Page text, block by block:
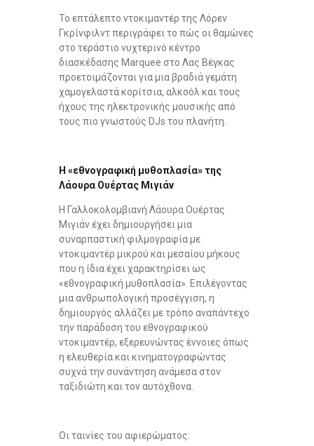
Το επτάλεπτο ντοκιμαντέρ της Λόρεν
Γκρίνφιλντ περιγράφει το πώς οι θαμώνες
στο τεράστιο νυχτερινό κέντρο
διασκέδασης Marquee στο Λας Βέγκας
προετοιμάζονται για μια βραδιά γεμάτη
χαμογελαστά κορίτσια, αλκοόλ και τους
ήχους της ηλεκτρονικής μουσικής από
τους πιο γνωστούς DJs του πλανήτη.
Η «εθνογραφική μυθοπλασία» της
Λάουρα Ουέρτας Μιγιάν
Η Γαλλοκολομβιανή Λάουρα Ουέρτας
Μιγιάν έχει δημιουργήσει μια
συναρπαστική φιλμογραφία με
ντοκιμαντέρ μικρού και μεσαίου μήκους
που η ίδια έχει χαρακτηρίσει ως
«εθνογραφική μυθοπλασία». Επιλέγοντας
μια ανθρωπολογική προσέγγιση, η
δημιουργός αλλάζει με τρόπο αναπάντεχο
την παράδοση του εθνογραφικού
ντοκιμαντέρ, εξερευνώντας έννοιες όπως
η ελευθερία και κινηματογραφώντας
συχνά την συνάντηση ανάμεσα στον
ταξιδιώτη και τον αυτόχθονα.
Οι ταινίες του αφιερώματος: